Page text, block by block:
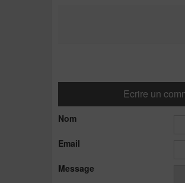
Ecrire un
Nom
Email
Message